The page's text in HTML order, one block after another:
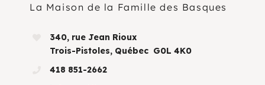
La Maison de la Famille des Basques
340, rue Jean Rioux
Trois-Pistoles, Québec G0L 4K0
418 851-2662